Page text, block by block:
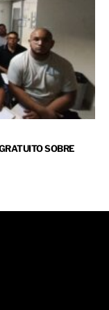
SOBRE